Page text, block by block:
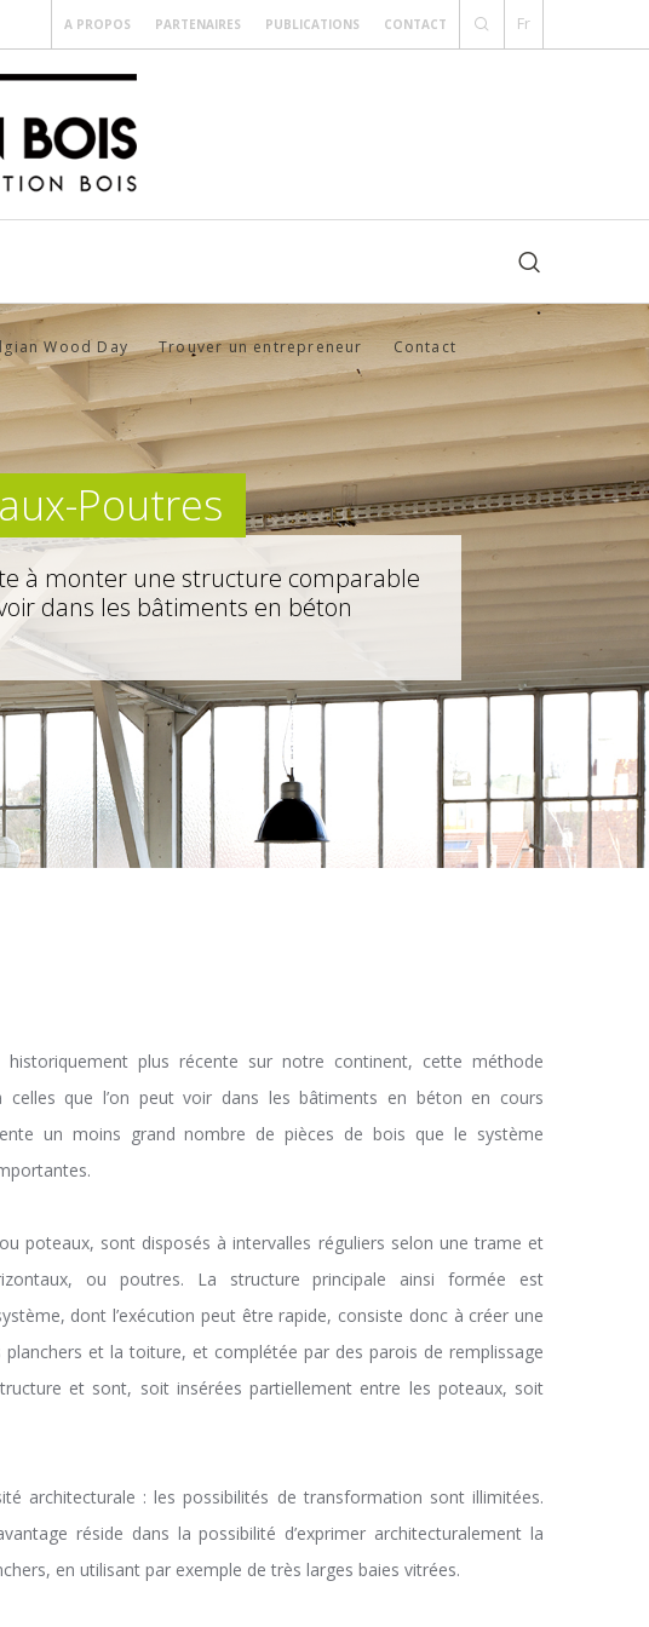
A PROPOS PARTENAIRES PUBLICATIONS CONTACT Fr
Wood Day Trouver un entrepreneur Contact
à monter une structure comparable
dans les bâtiments en béton
Poutres
plus récente sur notre continent, cette méthode
que l’on peut voir dans les bâtiments en béton en cours
un moins grand nombre de pièces de bois que le système
poteaux, sont disposés à intervalles réguliers selon une trame et
ou poutres. La structure principale ainsi formée est
dont l’exécution peut être rapide, consiste donc à créer une
et la toiture, et complétée par des parois de remplissage
et sont, soit insérées partiellement entre les poteaux, soit
architecturale : les possibilités de transformation sont illimitées.
réside dans la possibilité d’exprimer architecturalement la
en utilisant par exemple de très larges baies vitrées.